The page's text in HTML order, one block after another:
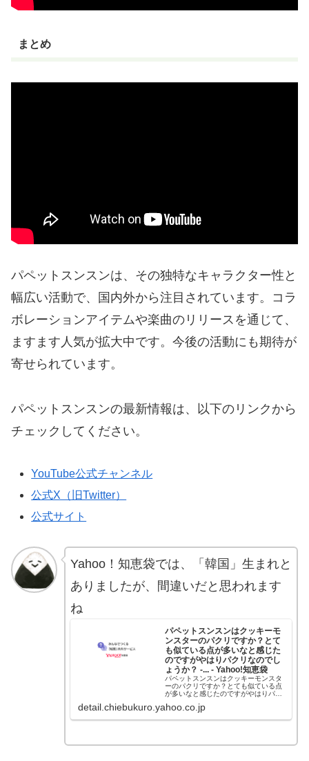
まとめ
パペットスンスンは、その独特なキャラクター性と
幅広い活動で、国内外から注目されています。コラ
ボレーションアイテムや楽曲のリリースを通じて、
ますます人気が拡大中です。今後の活動にも期待が
寄せられています。
パペットスンスンの最新情報は、以下のリンクから
チェックしてください。
YouTube公式チャンネル
公式X（旧Twitter）
公式サイト
Yahoo！知恵袋では、「韓国」生まれと
ありましたが、間違いだと思われます
ね
パペットスンスンはクッキーモ
ンスターのパクリですか？とて
も似ている点が多いなと感じた
のですがやはりパクリなのでし
ょうか？ -... - Yahoo!知恵袋
パペットスンスンはクッキーモンスタ
ーのパクリですか？とても似ている点
が多いなと感じたのですがやはりパク
ン」と「クッキーモンスター」が似て
detail.chiebukuro.yahoo.co.jp